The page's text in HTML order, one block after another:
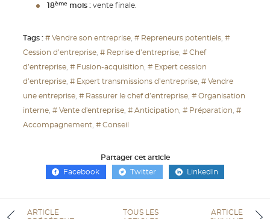
18èmemois :vente finale.
Tags : # Vendre son entreprise # Repreneurs potentiels #
Cession d’entreprise # Reprise d’entreprise # Chef
d’entreprise # Fusion-acquisition # Expert cession
d’entreprise # Expert transmissions d’entreprise # Vendre
une entreprise # Rassurer le chef d’entreprise # Organisation
interne # Vente d'entreprise # Anticipation # Préparation #
Accompagnement # Conseil
Partager cet article
Facebook
Twitter LinkedIn
ARTICLE
TOUS LES
ARTICLE